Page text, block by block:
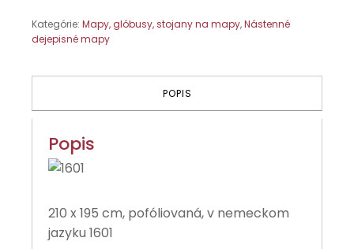
(5
–
st.
l.
Kategórie: Mapy, glóbusy, stojany na mapy,Nástenné
dejepisné mapy
POPIS
Popis
210 x 195 cm, pofóliovaná, v nemeckom
jazyku 1601